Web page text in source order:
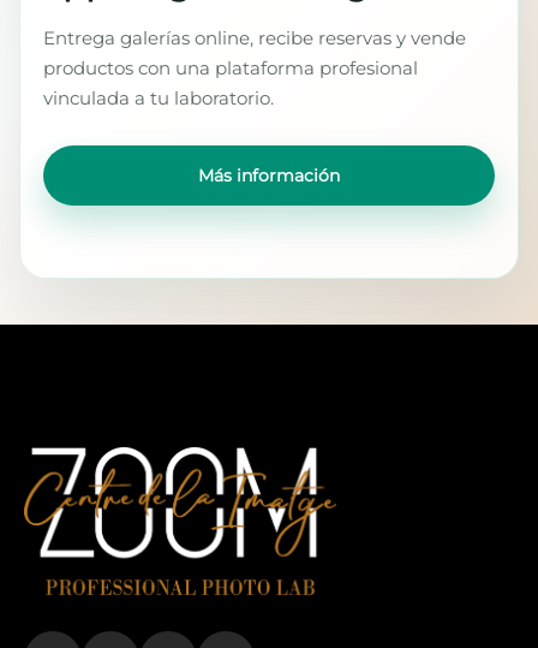
Entrega galerías online, recibe reservas y vende
productos con una plataforma profesional
vinculada a tu laboratorio.
Más información